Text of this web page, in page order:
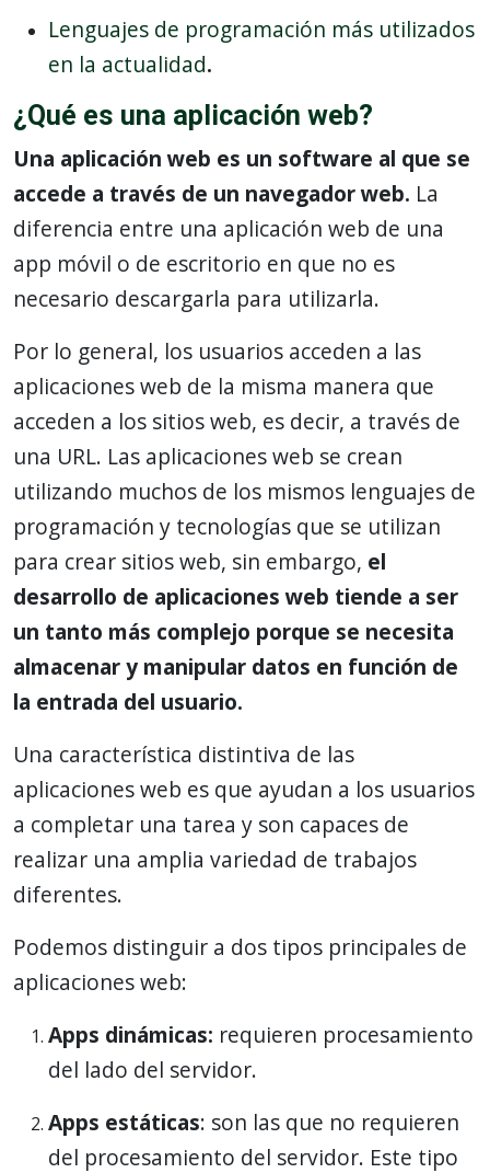
Lenguajes de programación más utilizados
en la actualidad.
¿Qué es una aplicación web?
Una aplicación web es un software al que se
accede a través de un navegador web. La
diferencia entre una aplicación web de una
app móvil o de escritorio en que no es
necesario descargarla para utilizarla.
Por lo general, los usuarios acceden a las
aplicaciones web de la misma manera que
acceden a los sitios web, es decir, a través de
una URL. Las aplicaciones web se crean
utilizando muchos de los mismos lenguajes de
programación y tecnologías que se utilizan
para crear sitios web, sin embargo, el
desarrollo de aplicaciones web tiende a ser
un tanto más complejo porque se necesita
almacenar y manipular datos en función de
la entrada del usuario.
Una característica distintiva de las
aplicaciones web es que ayudan a los usuarios
a completar una tarea y son capaces de
realizar una amplia variedad de trabajos
diferentes.
Podemos distinguir a dos tipos principales de
aplicaciones web:
Apps dinámicas: requieren procesamiento
del lado del servidor.
Apps estáticas: son las que no requieren
del procesamiento del servidor. Este tipo